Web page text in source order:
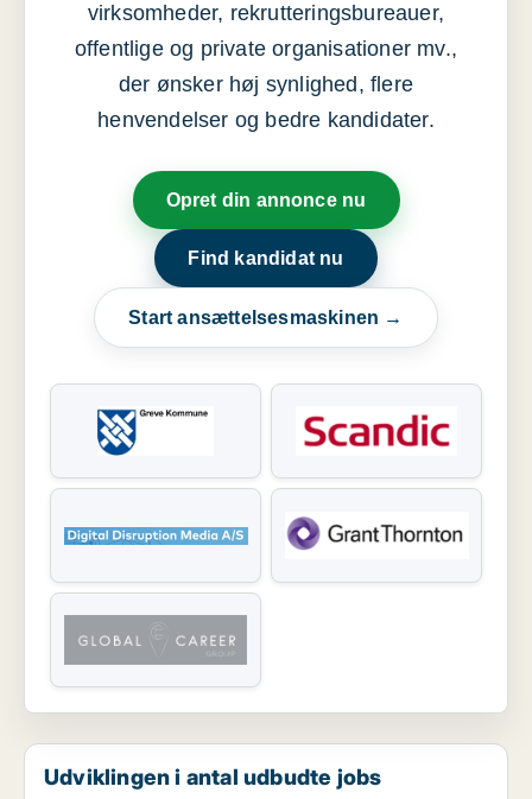
virksomheder, rekrutteringsbureauer,
offentlige og private organisationer mv.,
der ønsker høj synlighed, flere
henvendelser og bedre kandidater.
Opret din annonce nu
Find kandidat nu
Start ansættelsesmaskinen →
Udviklingen i antal udbudte jobs